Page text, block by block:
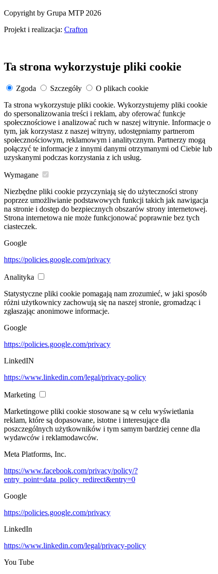
Copyright by Grupa MTP 2026
Projekt i realizacja: Crafton
Ta strona wykorzystuje pliki cookie
Zgoda Szczegóły
O plikach cookie
Ta strona wykorzystuje pliki cookie. Wykorzystujemy pliki cookie
do spersonalizowania treści i reklam, aby oferować funkcje
społecznościowe i analizować ruch w naszej witrynie. Informacje o
tym, jak korzystasz z naszej witryny, udostępniamy partnerom
społecznościowym, reklamowym i analitycznym. Partnerzy mogą
połączyć te informacje z innymi danymi otrzymanymi od Ciebie lub
uzyskanymi podczas korzystania z ich usług.
Wymagane
Niezbędne pliki cookie przyczyniają się do użyteczności strony
poprzez umożliwianie podstawowych funkcji takich jak nawigacja
na stronie i dostęp do bezpiecznych obszarów strony internetowej.
Strona internetowa nie może funkcjonować poprawnie bez tych
ciasteczek.
Google
https://policies.google.com/privacy
Analityka
Statystyczne pliki cookie pomagają nam zrozumieć, w jaki sposób
różni użytkownicy zachowują się na naszej stronie, gromadząc i
zgłaszając anonimowe informacje.
Google
https://policies.google.com/privacy
LinkedIN
https://www.linkedin.com/legal/privacy-policy
Marketing
Marketingowe pliki cookie stosowane są w celu wyświetlania
reklam, które są dopasowane, istotne i interesujące dla
poszczególnych użytkowników i tym samym bardziej cenne dla
wydawców i reklamodawców.
Meta Platforms, Inc.
https://www.facebook.com/privacy/policy/?
entry_point=data_policy_redirect&entry=0
Google
https://policies.google.com/privacy
LinkedIn
https://www.linkedin.com/legal/privacy-policy
You Tube